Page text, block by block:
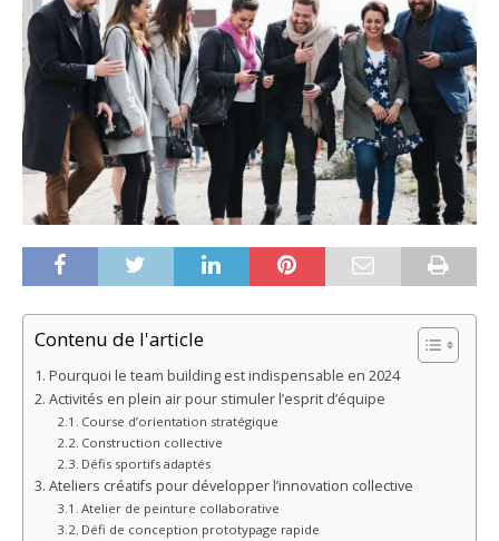
Contenu de l'article
Pourquoi le team building est indispensable en 2024
Activités en plein air pour stimuler l’esprit d’équipe
Course d’orientation stratégique
Construction collective
Défis sportifs adaptés
Ateliers créatifs pour développer l’innovation collective
Atelier de peinture collaborative
Défi de conception prototypage rapide